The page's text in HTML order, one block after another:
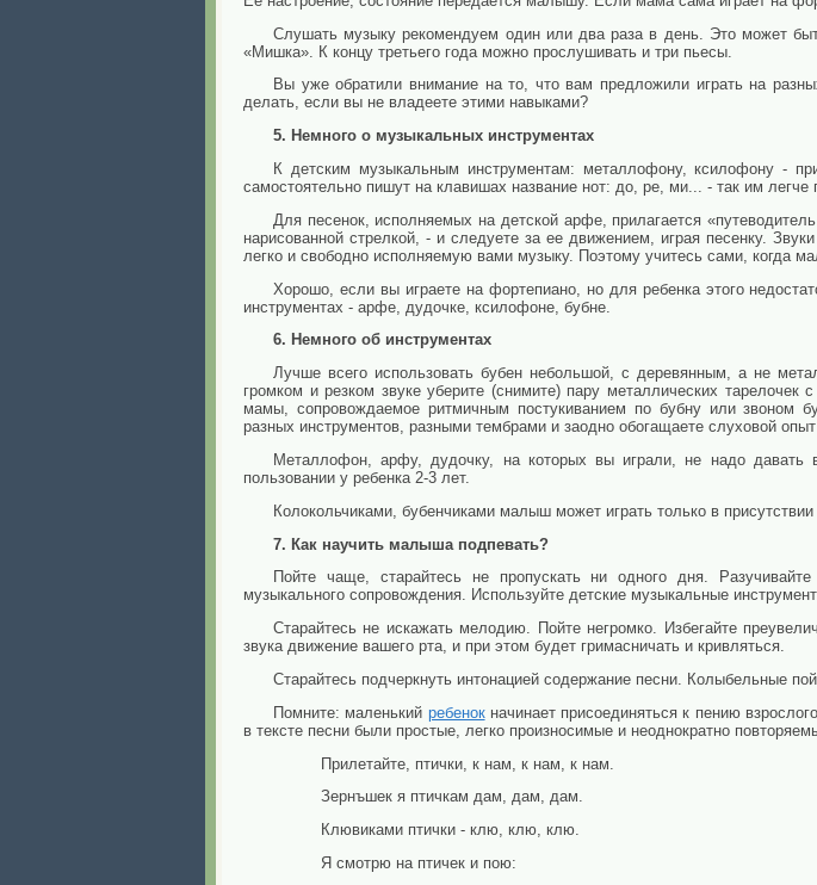
Слушать музыку рекомендуем один или два раза в день. Это может
«Мишка». К концу третьего года можно прослушивать и три пьесы.
Вы уже обратили внимание на то, что вам предложили играть на
делать, если вы не владеете этими навыками?
5. Немного о музыкальных инструментах
К детским музыкальным инструментам: металлофону, ксилофону -
самостоятельно пишут на клавишах название нот: до, ре, ми... - так им
Для песенок, исполняемых на детской арфе, прилагается
нарисованной стрелкой, - и следуете за ее движением, играя песенку.
легко и свободно исполняемую вами музыку. Поэтому учитесь сами, когда
Хорошо, если вы играете на фортепиано, но для ребенка этого
инструментах - арфе, дудочке, ксилофоне, бубне.
6. Немного об инструментах
Лучше всего использовать бубен небольшой, с деревянным, а не
громком и резком звуке уберите (снимите) пару металлических
мамы, сопровождаемое ритмичным постукиванием по бубну или звоном
разных инструментов, разными тембрами и заодно обогащаете слуховой опыт
Металлофон, арфу, дудочку, на которых вы играли, не надо
пользовании у ребенка 2-3 лет.
Колокольчиками, бубенчиками малыш может играть только в
7. Как научить малыша подпевать?
Пойте чаще, старайтесь не пропускать ни одного дня.
музыкального сопровождения. Используйте детские музыкальные
Старайтесь не искажать мелодию. Пойте негромко. Избегайте
звука движение вашего рта, и при этом будет гримасничать и кривляться.
Старайтесь подчеркнуть интонацией содержание песни. Колыбельные
Помните: маленький ребенокначинает присоединяться к пению
в тексте песни были простые, легко произносимые и неоднократно
Прилетайте, птички, к нам, к нам, к нам.
Зернъшек я птичкам дам, дам, дам.
Клювиками птички - клю, клю, клю.
Я смотрю на птичек и пою: